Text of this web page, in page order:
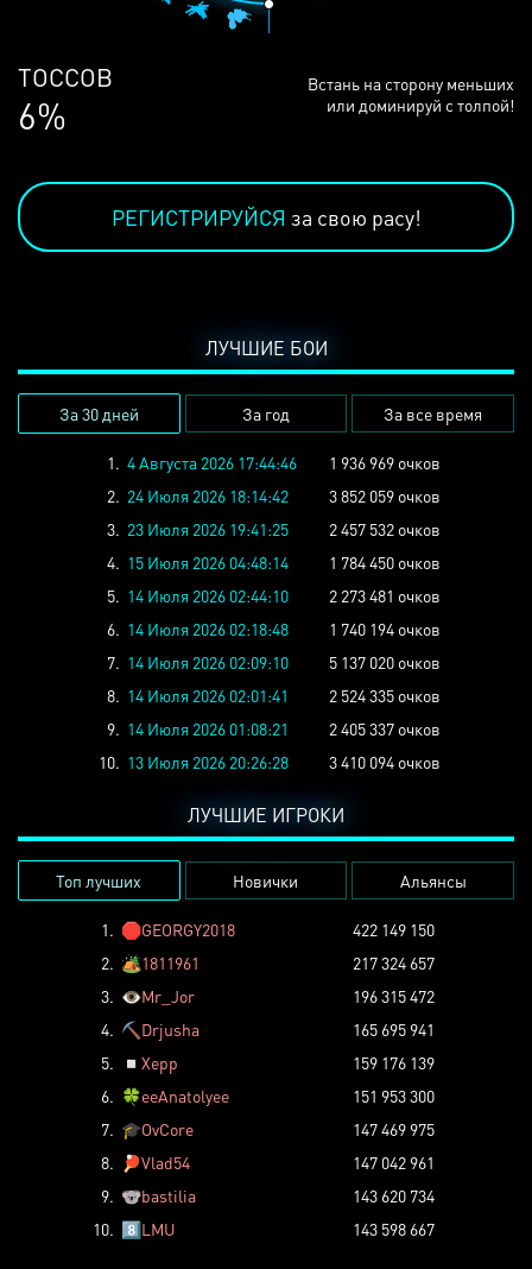
ЛЮДЕЙ
68%
Встань на сторону меньших
или доминируй с толпой!
РЕГИСТРИРУЙСЯ за свою расу!
ЛУЧШИЕ БОИ
За 30 дней За год За все время
1. 4 Августа 2026 17:44:46
1 936 969 очков
2. 24 Июля 2026 18:14:42
3 852 059 очков
3. 23 Июля 2026 19:41:25
2 457 532 очков
4. 15 Июля 2026 04:48:14
1 784 450 очков
5. 14 Июля 2026 02:44:10
2 273 481 очков
6. 14 Июля 2026 02:18:48
1 740 194 очков
7. 14 Июля 2026 02:09:10
5 137 020 очков
8. 14 Июля 2026 02:01:41
2 524 335 очков
9. 14 Июля 2026 01:08:21
2 405 337 очков
10. 13 Июля 2026 20:26:28 3 410 094 очков
ЛУЧШИЕ ИГРОКИ
Топ лучших Новички Альянсы
1. 🛑GEORGY2018
422 149 150
2. 🏕️1811961
217 324 657
3. 👁️Mr_Jor
196 315 472
4. ⛏️ Drjusha
165 695 941
5.
◽ Xepp
159 176 139
6. 🍀eeAnatolyee
151 953 300
7. 🎓OvCore
147 469 975
8.
🏓Vlad54
147 042 961
9. 🐨bastilia
143 620 734
10. 8️⃣LMU 143 598 667